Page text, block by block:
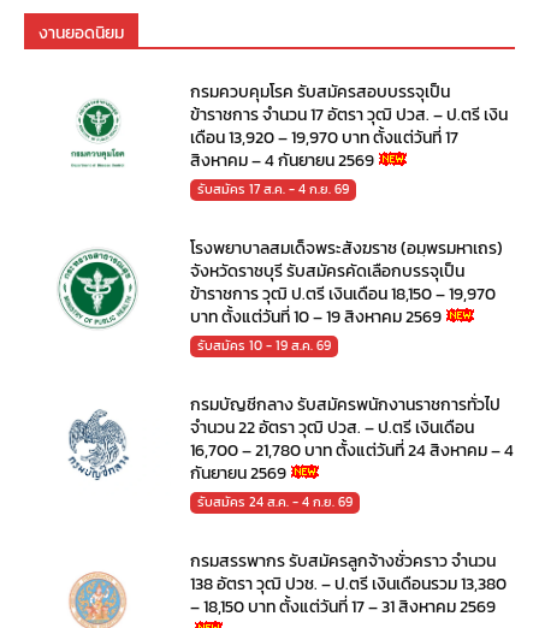
งานยอดนิยม
กรมควบคุมโรค รับสมัครสอบบรรจุเป็น
ข้าราชการ จำนวน 17 อัตรา วุฒิ ปวส. – ป.ตรี เงิน
เดือน 13,920 – 19,970 บาท ตั้งแต่วันที่ 17
สิงหาคม – 4 กันยายน 2569
รับสมัคร 17 ส.ค. - 4 ก.ย. 69
โรงพยาบาลสมเด็จพระสังฆราช (อมฺพรมหาเถร)
จังหวัดราชบุรี รับสมัครคัดเลือกบรรจุเป็น
ข้าราชการ วุฒิ ป.ตรี เงินเดือน 18,150 – 19,970
บาท ตั้งแต่วันที่ 10 – 19 สิงหาคม 2569
รับสมัคร 10 - 19 ส.ค. 69
กรมบัญชีกลาง รับสมัครพนักงานราชการทั่วไป
จำนวน 22 อัตรา วุฒิ ปวส. – ป.ตรี เงินเดือน
16,700 – 21,780 บาท ตั้งแต่วันที่ 24 สิงหาคม – 4
กันยายน 2569
รับสมัคร 24 ส.ค. - 4 ก.ย. 69
กรมสรรพากร รับสมัครลูกจ้างชั่วคราว จำนวน
138 อัตรา วุฒิ ปวช. – ป.ตรี เงินเดือนรวม 13,380
– 18,150 บาท ตั้งแต่วันที่ 17 – 31 สิงหาคม 2569